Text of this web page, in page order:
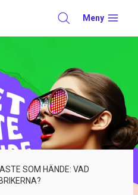
Meny
SOM HÄNDE: VAD